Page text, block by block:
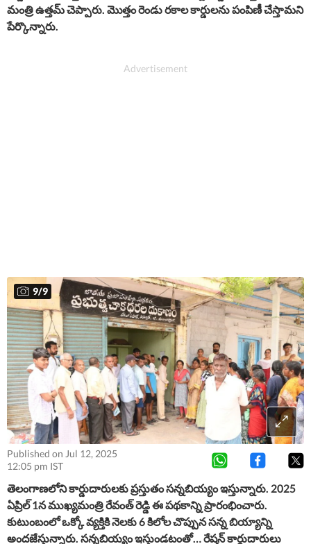
మంత్రి ఉత్తమ్ చెప్పారు. మొత్తం రెండు రకాల కార్డులను పంపిణీ చేస్తామని
పేర్కొన్నారు.
9/9
Published on Jul 12, 2025
12:05 pm IST
తెలంగాణలోని కార్డుదారులకు ప్రస్తుతం సన్నబియ్యం ఇస్తున్నారు. 2025
ఏప్రిల్ 1న ముఖ్యమంత్రి రేవంత్ రెడ్డి ఈ పథకాన్ని ప్రారంభించారు.
కుటుంబంలో ఒక్కో వ్యక్తికి నెలకు 6 కిలోల చొప్పున సన్న బియ్యాన్ని
అందజేస్తున్నారు. సన్నబియ్యం ఇస్తుండటంతో… రేషన్ కార్డుదారులు